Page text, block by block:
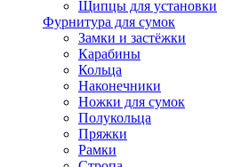
Щипцы для установки
Фурнитура для сумок
Замки и застёжки
Карабины
Кольца
Наконечники
Ножки для сумок
Полукольца
Пряжки
Рамки